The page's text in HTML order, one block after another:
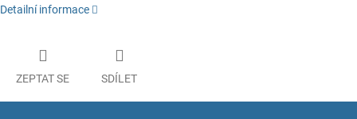
Detailní informace
ZEPTAT SE SDÍLET